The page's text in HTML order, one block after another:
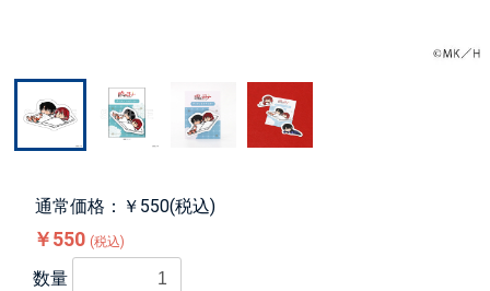
通常価格：￥550(税込)
￥550 (税込)
数量